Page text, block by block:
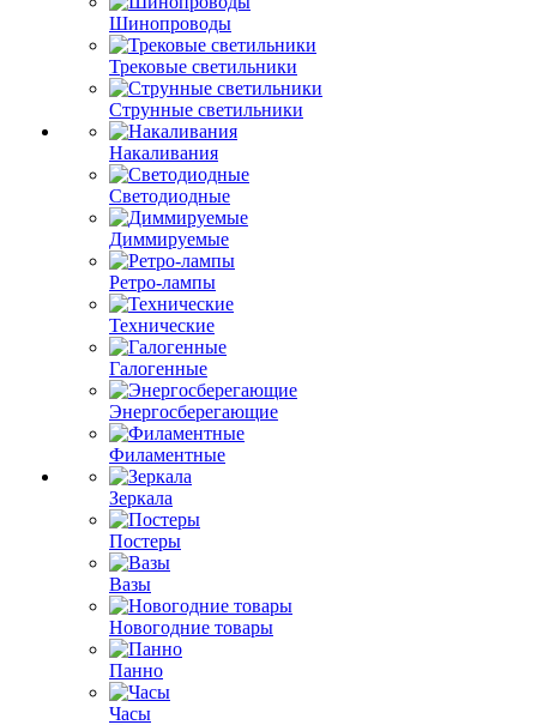
Шинопроводы
Трековые светильники
Струнные светильники
Накаливания
Светодиодные
Диммируемые
Ретро-лампы
Технические
Галогенные
Энергосберегающие
Филаментные
Зеркала
Постеры
Вазы
Новогодние товары
Панно
Часы